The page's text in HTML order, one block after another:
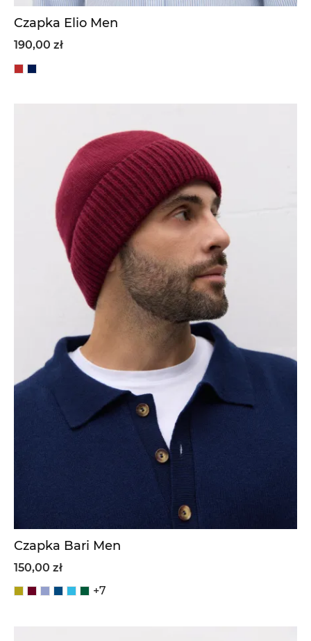
Czapka Elio Men
190,00 zł
Czapka Bari Men
150,00 zł
+7